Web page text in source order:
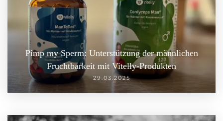
Pimp my Sperm: Unterstützung der männlichen
Fruchtbarkeit mit Vitelly-Produkten
29.03.2025